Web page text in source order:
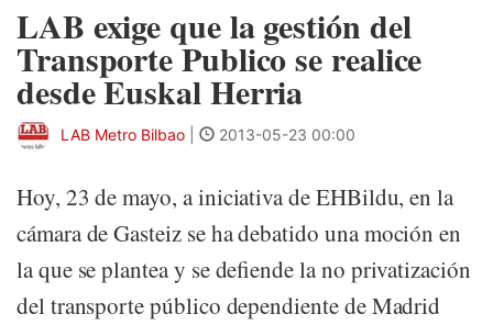
LAB exige que la gestión del
Transporte Publico se realice
desde Euskal Herria
LAB Metro Bilbao 2013-05-23 00:00
Hoy, 23 de mayo, a iniciativa de EHBildu, en la
cámara de Gasteiz se ha debatido una moción en
la que se plantea y se defiende la no privatización
del transporte público dependiente de Madrid